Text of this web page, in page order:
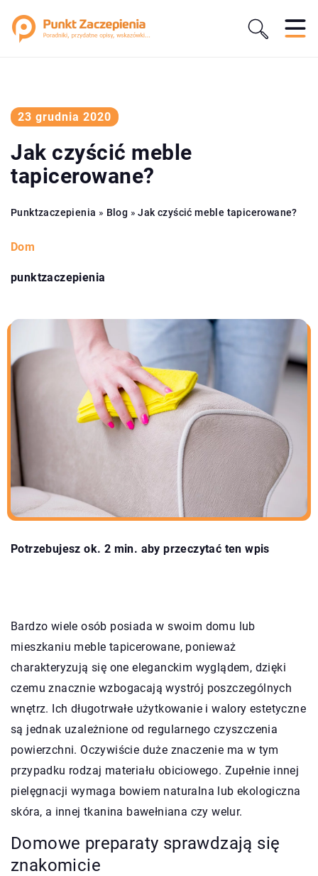
23 grudnia 2020
Jak czyścić meble
tapicerowane?
Punktzaczepienia » Blog »Jak czyścić meble tapicerowane?
Dom
punktzaczepienia
Potrzebujesz ok. 2 min. aby przeczytać ten wpis
Bardzo wiele osób posiada w swoim domu lub
mieszkaniu meble tapicerowane, ponieważ
charakteryzują się one eleganckim wyglądem, dzięki
czemu znacznie wzbogacają wystrój poszczególnych
wnętrz. Ich długotrwałe użytkowanie i walory estetyczne
są jednak uzależnione od regularnego czyszczenia
powierzchni. Oczywiście duże znaczenie ma w tym
przypadku rodzaj materiału obiciowego. Zupełnie innej
pielęgnacji wymaga bowiem naturalna lub ekologiczna
skóra, a innej tkanina bawełniana czy welur.
Domowe preparaty sprawdzają się
znakomicie